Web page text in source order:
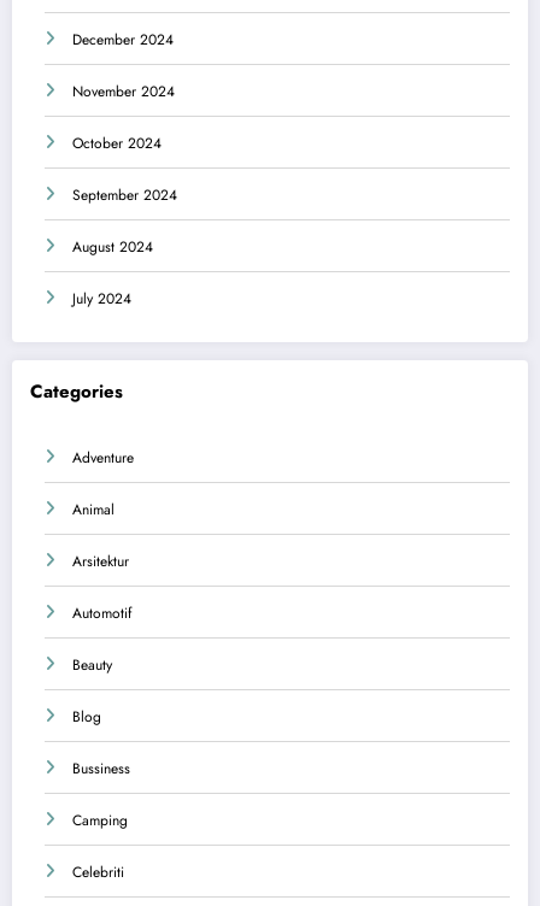
December 2024
November 2024
October 2024
September 2024
August 2024
July 2024
Categories
Adventure
Animal
Arsitektur
Automotif
Beauty
Blog
Bussiness
Camping
Celebriti